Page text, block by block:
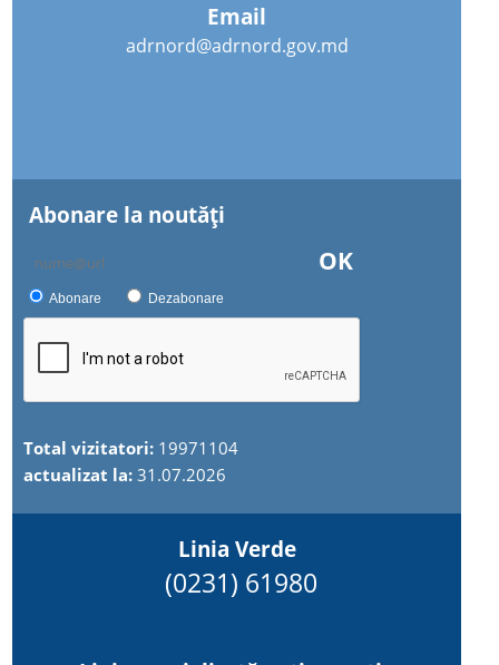
Email
adrnord@adrnord.gov.md
Abonare la noutăţi
OK
Abonare Dezabonare
Total vizitatori: 19971104
actualizat la:31.07.2026
Linia Verde
(0231) 61980